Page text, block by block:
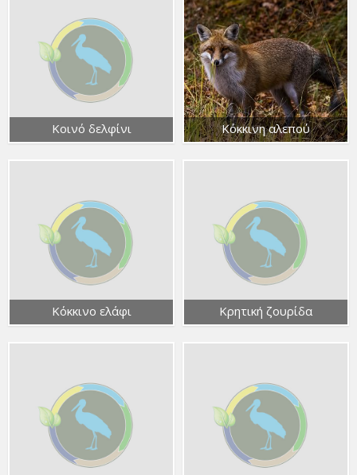
Κοινό δελφίνι Κόκκινη αλεπού
Κόκκινο ελάφι Κρητική ζουρίδα